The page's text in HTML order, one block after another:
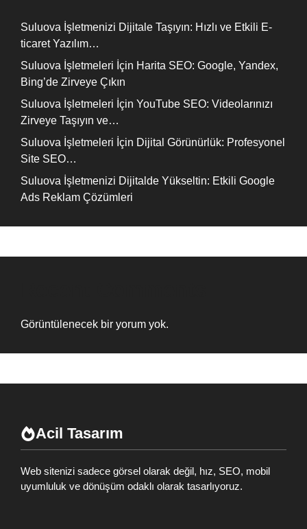
Suluova İşletmenizi Dijitale Taşıyın: Hızlı ve Etkili E-
ticaret Yazılım…
Suluova İşletmeleri İçin Harita SEO: Google, Yandex,
Bing’de Zirveye Çıkın
Suluova İşletmeleri İçin YouTube SEO: Videolarınızı
Zirveye Taşıyın ve…
Suluova İşletmeleri İçin Dijital Görünürlük: Profesyonel
Site SEO…
Suluova İşletmenizi Dijitalde Yükseltin: Etkili Google
Ads Reklam Çözümleri
Görüntülenecek bir yorum yok.
Acil Tasarım
Web sitenizi sadece görsel olarak değil, hız, SEO, mobil
uyumluluk ve dönüşüm odaklı olarak tasarlıyoruz.